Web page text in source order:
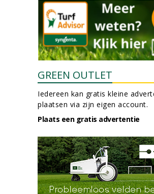
GREEN OUTLET
Iedereen kan gratis kleine
plaatsen via zijn eigen account.
Plaats een gratis advertentie